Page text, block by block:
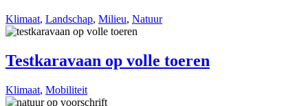
Klimaat, Landschap, Milieu, Natuur
Testkaravaan op volle toeren
Klimaat, Mobiliteit